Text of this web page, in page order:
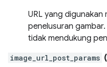
URL yang digunakan
penelusuran
tidak mendukung
image_url_post_params